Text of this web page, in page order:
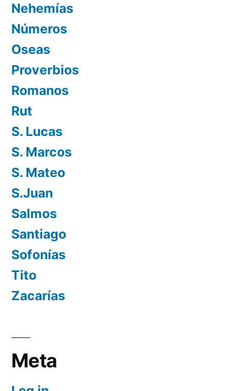
Nehemías
Números
Oseas
Proverbios
Romanos
Rut
S. Lucas
S. Marcos
S. Mateo
S.Juan
Salmos
Santiago
Sofonías
Tito
Zacarías
Meta